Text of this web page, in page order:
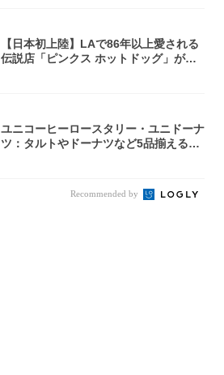
【日本初上陸】LAで86年以上愛される
伝説店「ピンクス ホットドッグ」が年
ユニコーヒーロースタリー・ユニドーナ
ツ：タルトやドーナツなど5品揃える
Recommended by